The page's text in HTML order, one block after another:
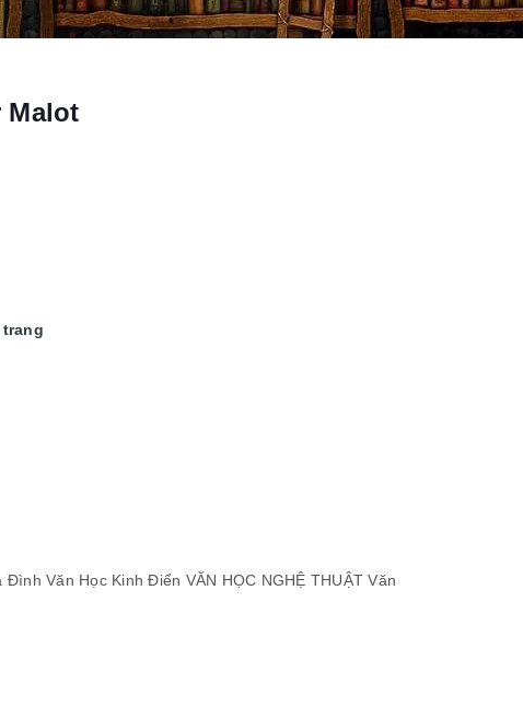
Malot
trang
Đình Văn Học Kinh Điển VĂN HỌC NGHỆ THUẬT Văn